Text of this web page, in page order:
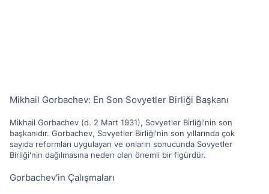
Mikhail Gorbachev: En Son Sovyetler Birliği Başkanı
Mikhail Gorbachev (d. 2 Mart 1931), Sovyetler Birliği'nin son
başkanıdır. Gorbachev, Sovyetler Birliği'nin son yıllarında çok
sayıda reformları uygulayan ve onların sonucunda Sovyetler
Birliği'nin dağılmasına neden olan önemli bir figürdür.
Gorbachev'in Çalışmaları